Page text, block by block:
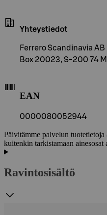
Yhteystiedot
Ferrero Scandinavia AB
Box 20023, S-200 74
EAN
0000080052944
Päivitämme palvelun
kuitenkin tarkistamaan
Ravintosisältö